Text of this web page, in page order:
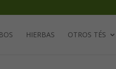
HIERBAS OTROS TÉS